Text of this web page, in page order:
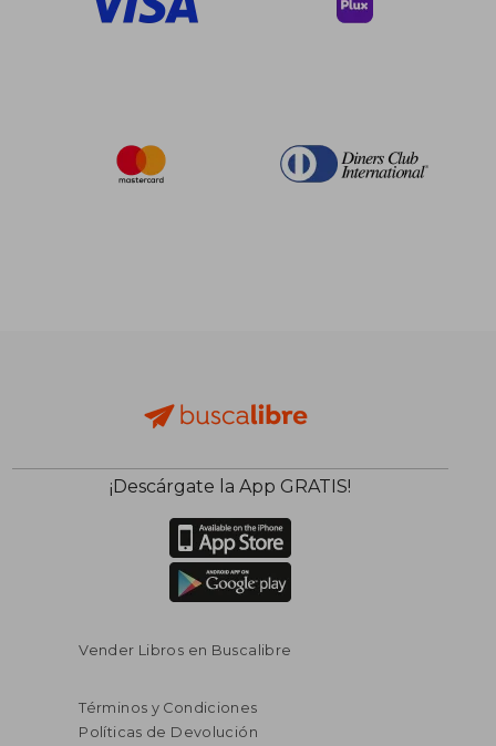
$ 50.92
$ 28.01
45%
dcto.
¡Descárgate la App GRATIS!
Vender Libros en Buscalibre
Términos y Condiciones
Políticas de Devolución